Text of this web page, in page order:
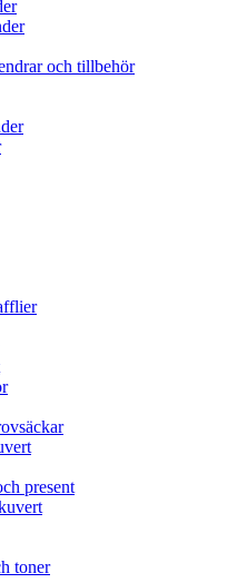
och tillbehör
present
toner